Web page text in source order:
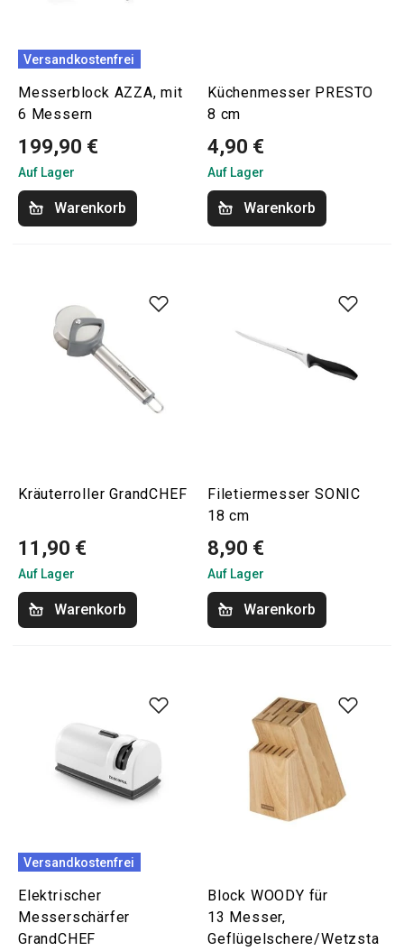
Versandkostenfrei
Messerblock AZZA, mit
6 Messern
199,90 €
Auf Lager
Warenkorb
Küchenmesser PRESTO
8 cm
4,90 €
Auf Lager
Warenkorb
Kräuterroller GrandCHEF
11,90 €
Auf Lager
Warenkorb
Filetiermesser SONIC
18 cm
8,90 €
Auf Lager
Warenkorb
Versandkostenfrei
Elektrischer
Messerschärfer
GrandCHEF
Block WOODY für
13 Messer,
Geflügelschere/Wetzsta